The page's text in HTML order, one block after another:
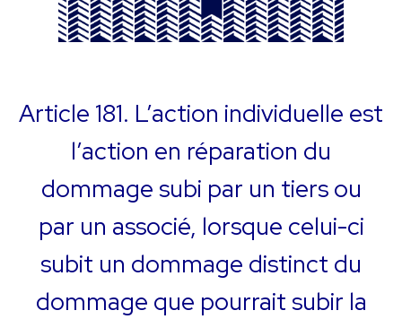
Article 181. L’action individuelle est
l’action en réparation du
dommage subi par un tiers ou
par un associé, lorsque celui-ci
subit un dommage distinct du
dommage que pourrait subir la